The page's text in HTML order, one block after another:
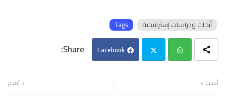
Tags أبحاث ودراسات إستراتيجية
Facebook
أحدث أقدم